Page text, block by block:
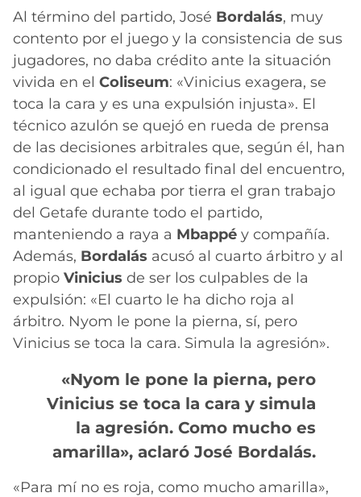
Al término del partido, José Bordalás, muy
contento por el juego y la consistencia de sus
jugadores, no daba crédito ante la situación
vivida en el Coliseum: «Vinicius exagera, se
toca la cara y es una expulsión injusta». El
técnico azulón se quejó en rueda de prensa
de las decisiones arbitrales que, según él, han
condicionado el resultado final del encuentro,
al igual que echaba por tierra el gran trabajo
del Getafe durante todo el partido,
manteniendo a raya a Mbappé y compañía.
Además, Bordalás acusó al cuarto árbitro y al
propio Vinicius de ser los culpables de la
expulsión: «El cuarto le ha dicho roja al
árbitro. Nyom le pone la pierna, sí, pero
Vinicius se toca la cara. Simula la agresión».
«Nyom le pone la pierna, pero
Vinicius se toca la cara y simula
la agresión. Como mucho es
amarilla», aclaró José Bordalás.
«Para mí no es roja, como mucho amarilla»,